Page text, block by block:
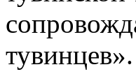
тувинцев».